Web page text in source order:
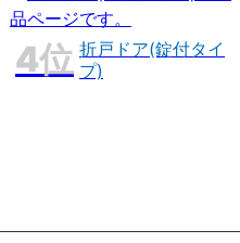
折戸ドア(錠付タイ
プ)